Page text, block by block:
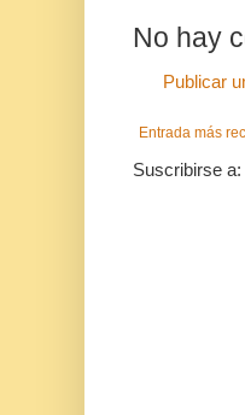
No hay
Publicar
Entrada más
Suscribirse a: